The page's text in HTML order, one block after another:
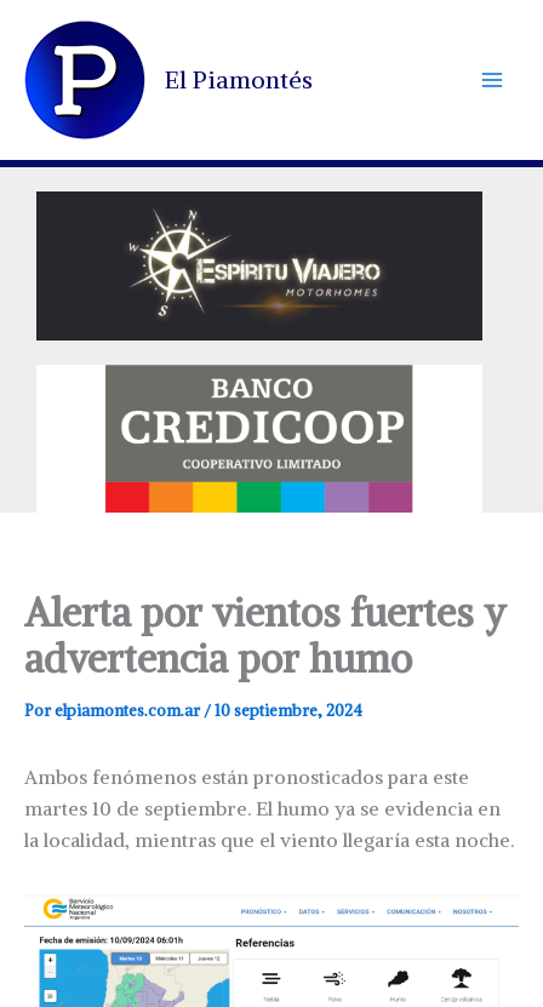
contenido
El Piamontés
Alerta por vientos fuertes y
advertencia por humo
Porelpiamontes.com.ar/10 septiembre, 2024
Ambos fenómenos están pronosticados para este
martes 10 de septiembre. El humo ya se evidencia en
la localidad, mientras que el viento llegaría esta noche.